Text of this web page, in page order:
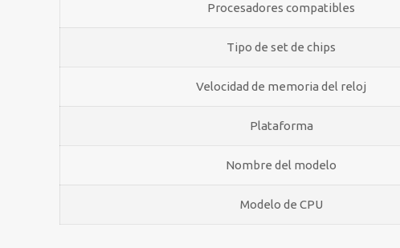
Procesadores compatibles
Tipo de set de chips
Velocidad de memoria del reloj
Plataforma
Nombre del modelo
Modelo de CPU